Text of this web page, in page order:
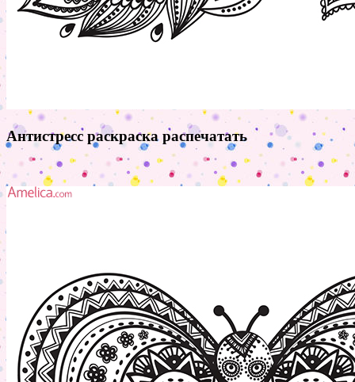
Антистресс раскраска распечатать